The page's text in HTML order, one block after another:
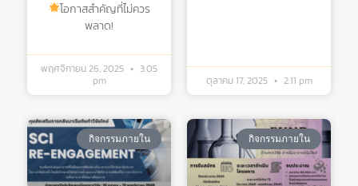
โอกาสสำคัญที่ไม่ควร
พลาด!
พฤศจิกายน 26, 2025
3:05
pm
ตุลาคม 17, 2025 2:11 pm
กิจกรรมภายใน กิจกรรมภายใน